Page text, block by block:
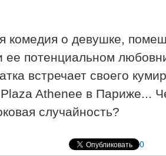
комедия о девушке,
ее потенциальном
встречает своего
Athenee в Париже...
случайность?
0